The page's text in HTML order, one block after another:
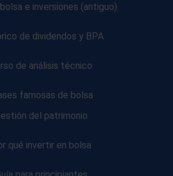
e inversiones (antiguo)
de dividendos y BPA
de análisis técnico
famosas de bolsa
del patrimonio
qué invertir en bolsa